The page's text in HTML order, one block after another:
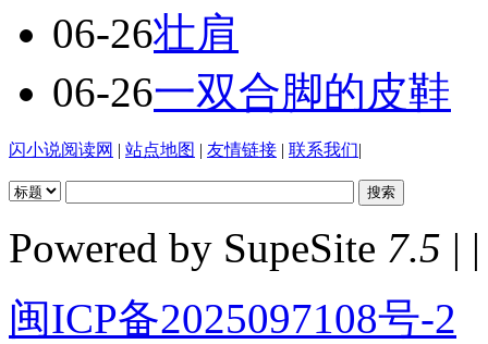
06-26壮肩
06-26一双合脚的皮鞋
闪小说阅读网 | 站点地图 | 友情链接 | 联系我们|
Powered by SupeSite 7.5 | |
闽ICP备2025097108号-2